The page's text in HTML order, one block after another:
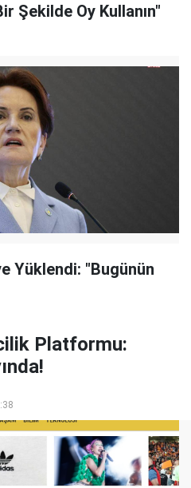
Şekilde Oy Kullanın"
Yüklendi: "Bugünün
Platformu: